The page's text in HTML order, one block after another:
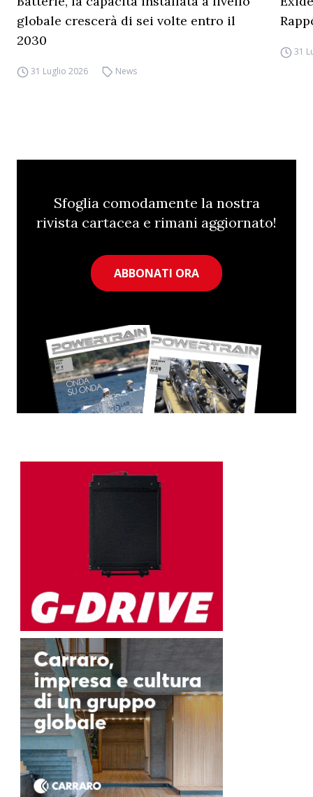
globale crescerà di sei volte entro il
2030
31 Luglio 2026 News
31
Sfoglia comodamente la nostra
rivista cartacea e rimani aggiornato!
ABBONATI ORA